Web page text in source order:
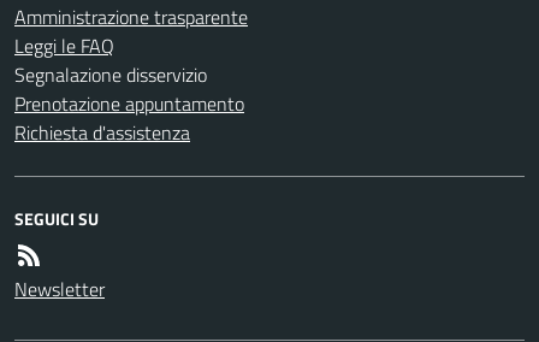
Amministrazione trasparente
Leggi le FAQ
Segnalazione disservizio
Prenotazione appuntamento
Richiesta d'assistenza
SEGUICI SU
Newsletter